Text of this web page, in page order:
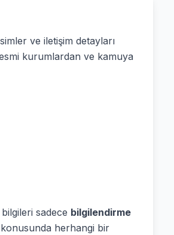
ve iletişim detayları
kurumlardan ve kamuya
sadece bilgilendirme
herhangi bir